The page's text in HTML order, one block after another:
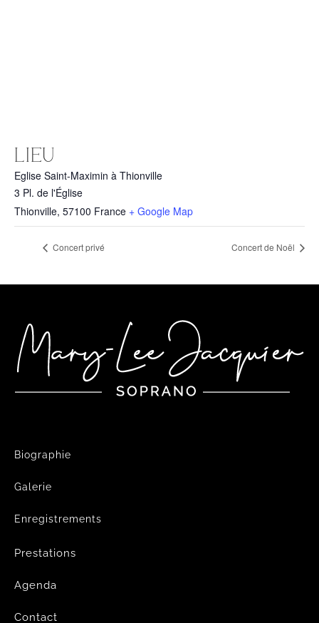
LIEU
Eglise Saint-Maximin à Thionville
3 Pl. de l'Église
Thionville, 57100 France + Google Map
Concert privé Concert de Noël
Biographie
Galerie
Enregistrements
Prestations
Agenda
Contact